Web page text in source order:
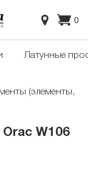
0
Латунные
(элементы,
W106